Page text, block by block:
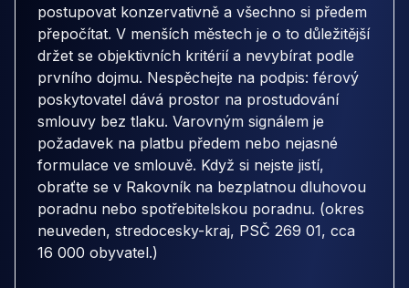
postupovat konzervativně a všechno si předem
přepočítat. V menších městech je o to důležitější
držet se objektivních kritérií a nevybírat podle
prvního dojmu. Nespěchejte na podpis: férový
poskytovatel dává prostor na prostudování
smlouvy bez tlaku. Varovným signálem je
požadavek na platbu předem nebo nejasné
formulace ve smlouvě. Když si nejste jistí,
obraťte se v Rakovník na bezplatnou dluhovou
poradnu nebo spotřebitelskou poradnu. (okres
neuveden, stredocesky-kraj, PSČ 269 01, cca
16 000 obyvatel.)